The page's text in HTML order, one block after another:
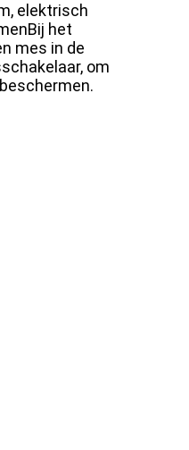
elektrisch
het
mes in de
om